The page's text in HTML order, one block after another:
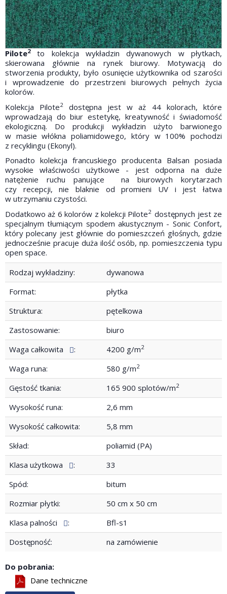
Pilote2to kolekcja wykładzin dywanowych w płytkach,
skierowana głównie na rynek biurowy. Motywacją do
stworzenia produkty, było osunięcie użytkownika od szarości
i wprowadzenie do przestrzeni biurowych pełnych życia
kolorów.
Kolekcja Pilote2dostępna jest w aż 44 kolorach, które
wprowadzają do biur estetykę, kreatywność i świadomość
ekologiczną. Do produkcji wykładzin użyto barwionego
w masie włókna poliamidowego, który w 100% pochodzi
z recyklingu (Ekonyl).
Ponadto kolekcja francuskiego producenta Balsan posiada
wysokie właściwości użytkowe - jest odporna na duże
natężenie ruchu panujące na biurowych korytarzach
czy recepcji, nie blaknie od promieni UV i jest łatwa
w utrzymaniu czystości.
Dodatkowo aż 6 kolorów z kolekcji Pilote2 dostępnych jest ze
specjalnym tłumiącym spodem akustycznym - Sonic Confort,
który polecany jest głównie do pomieszczeń głośnych, gdzie
jednocześnie pracuje duża ilość osób, np. pomieszczenia typu
open space.
Rodzaj wykładziny:
dywanowa
Format:
płytka
Struktura:
pętelkowa
Zastosowanie:
biuro
Waga całkowita
: 4200 g/m2
Waga runa: 580 g/m2
Gęstość tkania: 165 900 splotów/m2
Wysokość runa:
2,6 mm
Wysokość całkowita:
5,8 mm
Skład:
poliamid (PA)
Klasa użytkowa
:
33
Spód:
bitum
Rozmiar płytki:
50 cm x 50 cm
Klasa palności
:
Bfl-s1
Dostępność:
na zamówienie
Do pobrania:
Dane techniczne